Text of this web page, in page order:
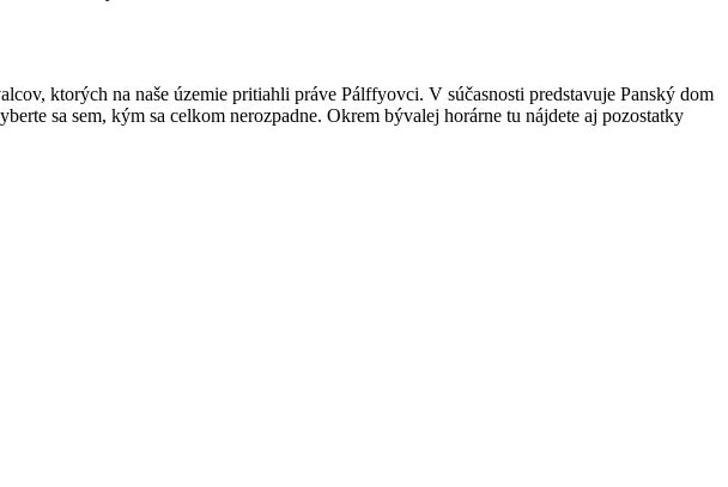
ktorých na naše územie pritiahli práve Pálffyovci. V súčasnosti predstavuje Panský dom
sa sem, kým sa celkom nerozpadne. Okrem bývalej horárne tu nájdete aj pozostatky